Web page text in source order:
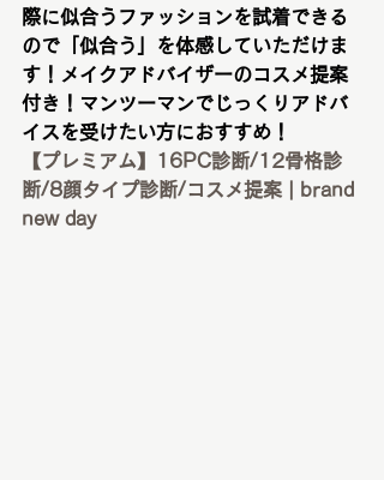
際に似合うファッションを試着できる
ので「似合う」を体感していただけま
す！メイクアドバイザーのコスメ提案
付き！マンツーマンでじっくりアドバ
イスを受けたい方におすすめ！
【プレミアム】16PC診断/12骨格診
断/8顔タイプ診断/コスメ提案 | brand
new day